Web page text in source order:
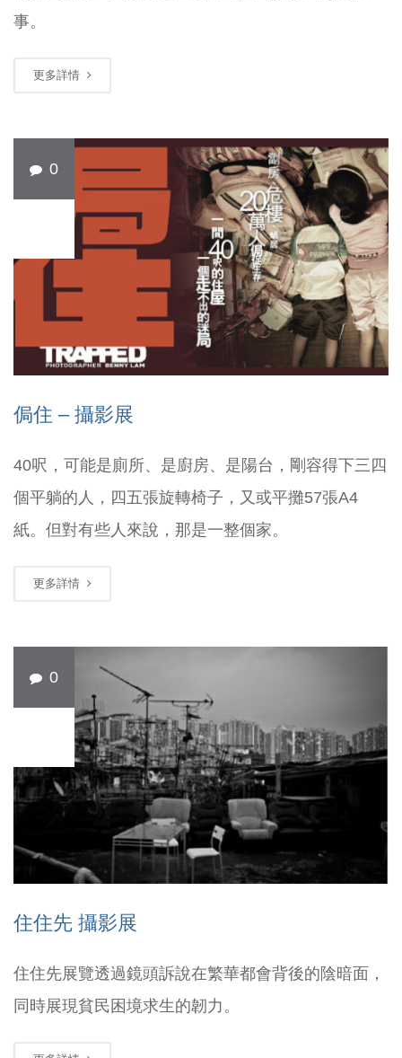
事。
更多詳情
0
侷住 – 攝影展
40呎，可能是廁所、是廚房、是陽台，剛容得下三四
個平躺的人，四五張旋轉椅子，又或平攤57張A4
紙。但對有些人來說，那是一整個家。
更多詳情
0
住住先 攝影展
住住先展覽透過鏡頭訴說在繁華都會背後的陰暗面，
同時展現貧民困境求生的韌力。